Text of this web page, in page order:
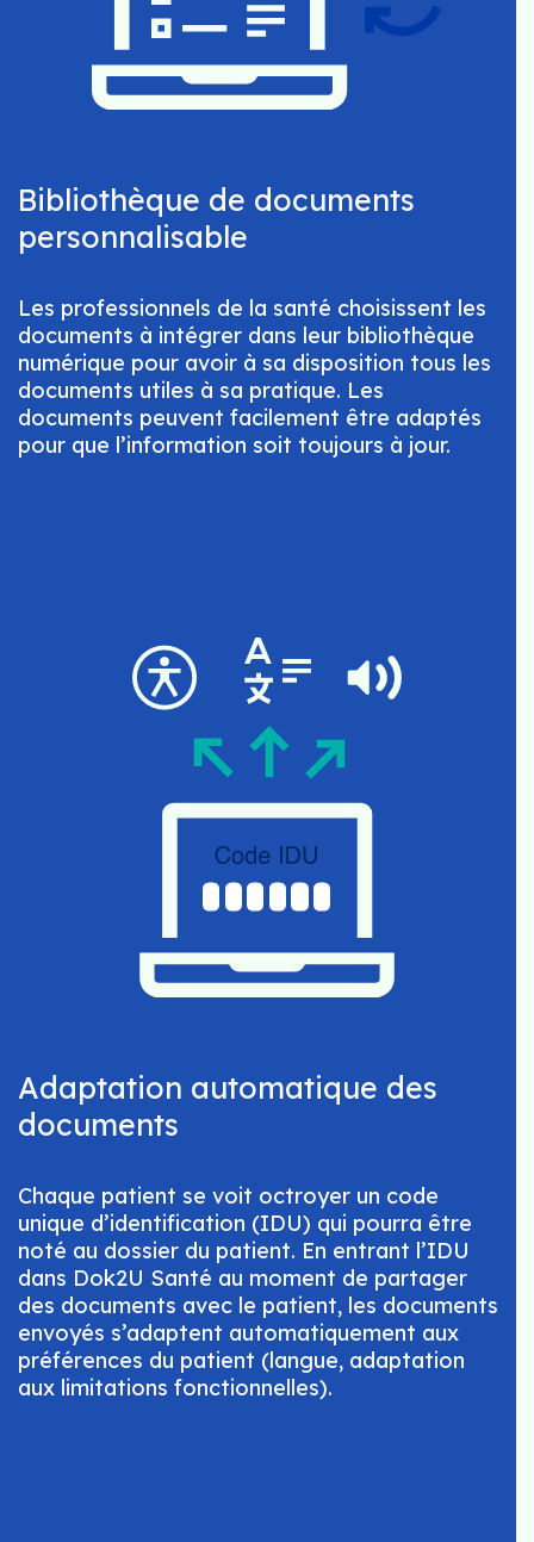
Bibliothèque de documents
personnalisable
Les professionnels de la santé choisissent les
documents à intégrer dans leur bibliothèque
numérique pour avoir à sa disposition tous les
documents utiles à sa pratique. Les
documents peuvent facilement être adaptés
pour que l’information soit toujours à jour.
Adaptation automatique des
documents
Chaque patient se voit octroyer un code
unique d’identification (IDU) qui pourra être
noté au dossier du patient. En entrant l’IDU
dans Dok2U Santé au moment de partager
des documents avec le patient, les documents
envoyés s’adaptent automatiquement aux
préférences du patient (langue, adaptation
aux limitations fonctionnelles).